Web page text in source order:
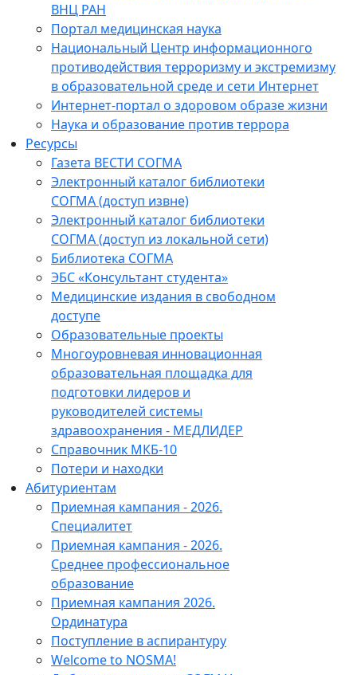
ВНЦ РАН
Портал медицинская наука
Национальный Центр информационного
противодействия терроризму и экстремизму
в образовательной среде и сети Интернет
Интернет-портал о здоровом образе жизни
Наука и образование против террора
Ресурсы
Газета ВЕСТИ СОГМА
Электронный каталог библиотеки
СОГМА (доступ извне)
Электронный каталог библиотеки
СОГМА (доступ из локальной сети)
Библиотека СОГМА
ЭБС «Консультант студента»
Медицинские издания в свободном
доступе
Образовательные проекты
Многоуровневая инновационная
образовательная площадка для
подготовки лидеров и
руководителей системы
здравоохранения - МЕДЛИДЕР
Справочник МКБ-10
Потери и находки
Абитуриентам
Приемная кампания - 2026.
Специалитет
Приемная кампания - 2026.
Среднее профессиональное
образование
Приемная кампания 2026.
Ординатура
Поступление в аспирантуру
Welcome to NOSMA!